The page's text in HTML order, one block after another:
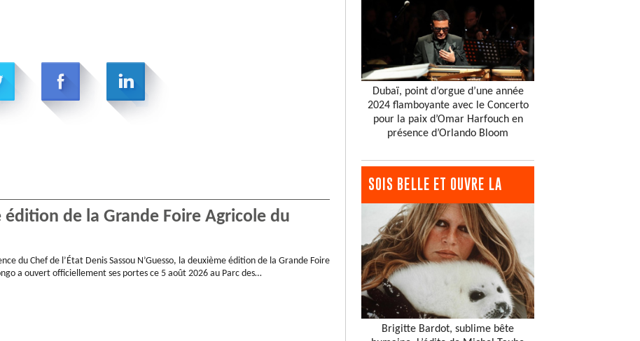
de la Grande Foire Agricole du
du Chef de l’État Denis Sassou N’Guesso, la deuxième édition de la Grande Foire
a ouvert officiellement ses portes ce 5 août 2026 au Parc des…
Dubaï, point d’orgue d’une année
2024 flamboyante avec le Concerto
pour la paix d’Omar Harfouch en
présence d’Orlando Bloom
SOIS BELLE ET OUVRE LA
Brigitte Bardot, sublime bête